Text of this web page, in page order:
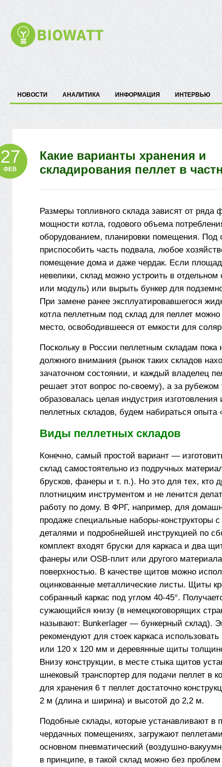
НОВОСТИ АНАЛИТИКА ИНФОРМАЦИЯ ИНТЕРВЬЮ
Какие варианты хранения и
складирования пеллет в
27
ФЕВ
Размеры топливного склада зависят от ряда
мощности котла, годового объема
оборудованием, планировки помещения. Под
приспособить часть подвала, любое
помещение дома и даже чердак. Если
невелики, склад можно устроить в отдельном
или модуль) или вырыть бункер для
При замене ранее эксплуатировавшегося
котла пеллетным под склад для пеллет можно
место, освободившееся от емкости для
Поскольку в России пеллетным складам пока
должного внимания (рынок таких складов
зачаточном состоянии, и каждый владелец
решает этот вопрос по-своему), а за рубежом
образовалась целая индустрия
пеллетных складов, будем набираться опыта
Виды пеллетных складов
Конечно, самый простой вариант —
склад самостоятельно из подручных
брусков, фанеры и т. п.). Но это для тех, кто
плотницким инструментом и не ленится
работу по дому. В ФРГ, например, для
продаже специальные наборы-конструкторы
деталями и подробнейшей инструкцией по
комплект входят бруски для каркаса и два
фанеры или OSB-плит или другого
поверхностью. В качестве щитов можно
оцинкованные металлические листы. Щиты
собранный каркас под углом 40-45°.
сужающийся книзу (в немецкоговорящих
называют: Bunkerlager — бункерный склад).
рекомендуют для стоек каркаса
или 120 х 120 мм и деревянные щиты
Внизу конструкции, в месте стыка щитов
шнековый транспортер для подачи пеллет в
для хранения 6 т пеллет достаточно
2 м (длина и ширина) и высотой до 2,2 м.
Подобные склады, которые устанавливают в
чердачных помещениях, загружают
основном пневматический (воздушно-
в принципе, в такой склад можно без